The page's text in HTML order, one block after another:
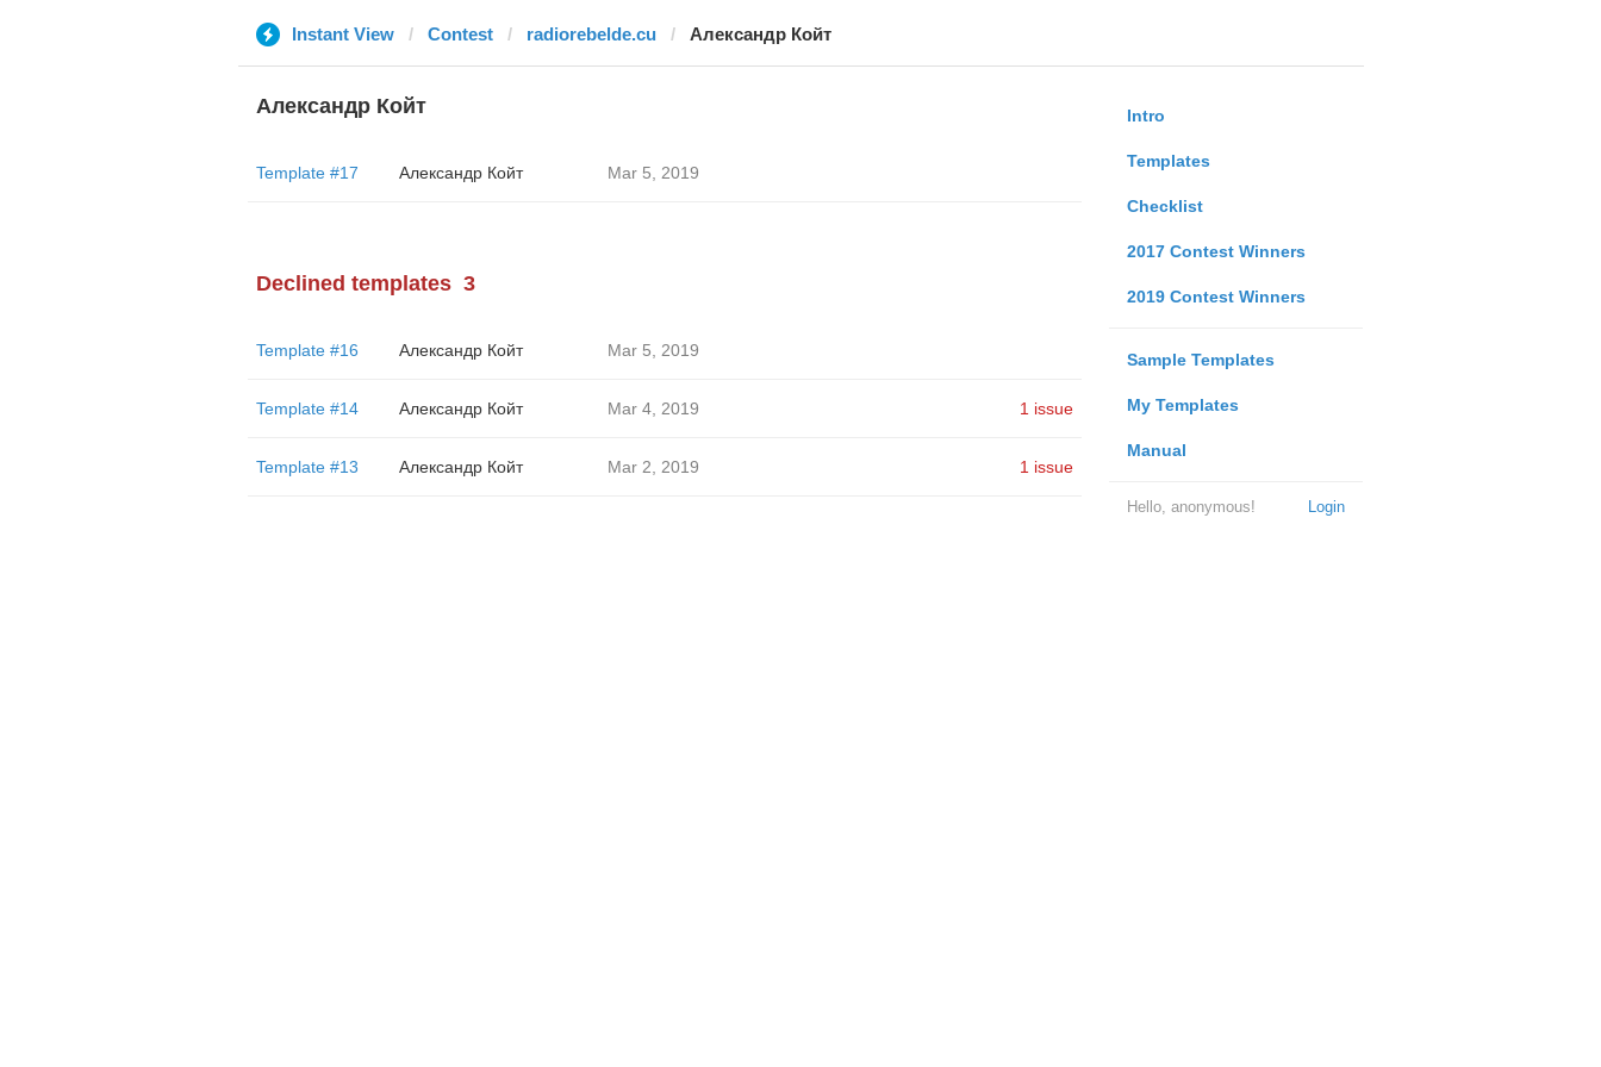
Instant View Contest radiorebelde.cu Александр Койт
Intro
Templates
Checklist
2017 Contest Winners
2019 Contest Winners
Sample Templates
My Templates
Manual
Login
Hello, anonymous!
Александр Койт
Template #17 Александр Койт Mar 5, 2019
Declined templates 3
Template #16 Александр Койт Mar 5, 2019
Template #14 Александр Койт Mar 4, 2019 1 issue
Template #13 Александр Койт Mar 2, 2019 1 issue